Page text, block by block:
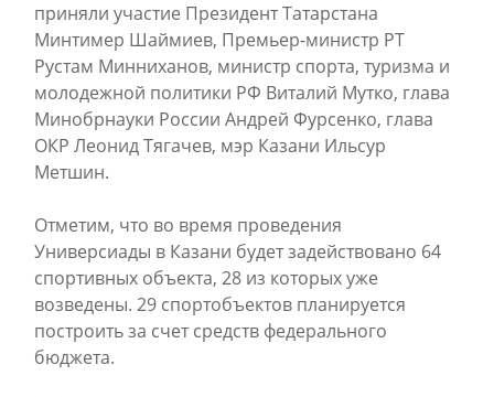
приняли участие Президент Татарстана
Минтимер Шаймиев, Премьер-министр РТ
Рустам Минниханов, министр спорта, туризма и
молодежной политики РФ Виталий Мутко, глава
Минобрнауки России Андрей Фурсенко, глава
ОКР Леонид Тягачев, мэр Казани Ильсур
Метшин.
Отметим, что во время проведения
Универсиады в Казани будет задействовано 64
спортивных объекта, 28 из которых уже
возведены. 29 спортобъектов планируется
построить за счет средств федерального
бюджета.